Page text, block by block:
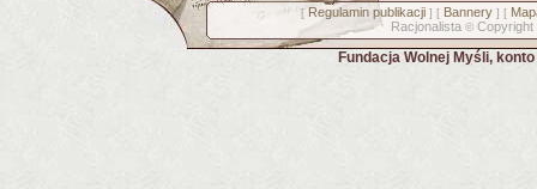
[ Regulamin publikacji] [ Bannery] [
Racjonalista © Copyright
Fundacja Wolnej Myśli,